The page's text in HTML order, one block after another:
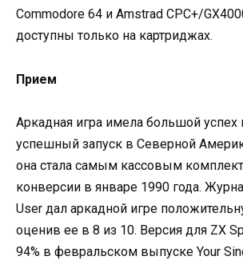
Commodore 64 и Amstrad CPC+/
доступны только на картриджах.
Прием
Аркадная игра имела большой успех
успешный запуск в Северной
она стала самым кассовым
конверсии в январе 1990 года.
User дал аркадной игре
оценив ее в 8 из 10. Версия для ZX
94% в февральском выпуске Your